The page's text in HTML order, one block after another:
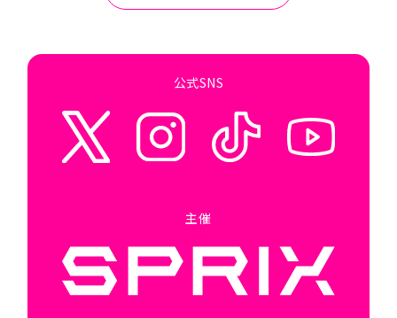
公式SNS
主催